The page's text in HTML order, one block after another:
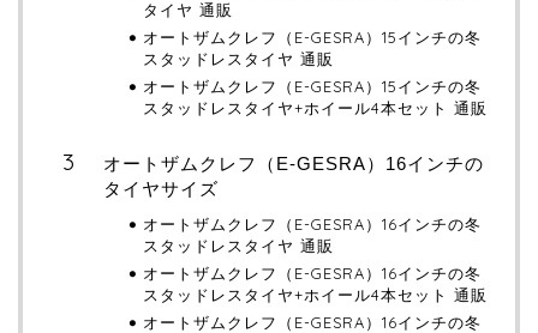
タイヤ 通販
オートザムクレフ（E-GESRA）15インチの冬
スタッドレスタイヤ 通販
オートザムクレフ（E-GESRA）15インチの冬
スタッドレスタイヤ+ホイール4本セット 通販
オートザムクレフ（E-GESRA）16インチの
タイヤサイズ
オートザムクレフ（E-GESRA）16インチの冬
スタッドレスタイヤ 通販
オートザムクレフ（E-GESRA）16インチの冬
スタッドレスタイヤ+ホイール4本セット 通販
オートザムクレフ（E-GESRA）16インチの冬